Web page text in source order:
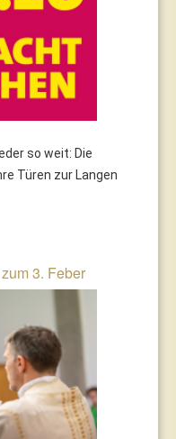
so weit: Die
Türen zur Langen
3. Feber